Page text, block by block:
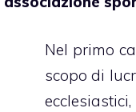
Nel primo
scopo di